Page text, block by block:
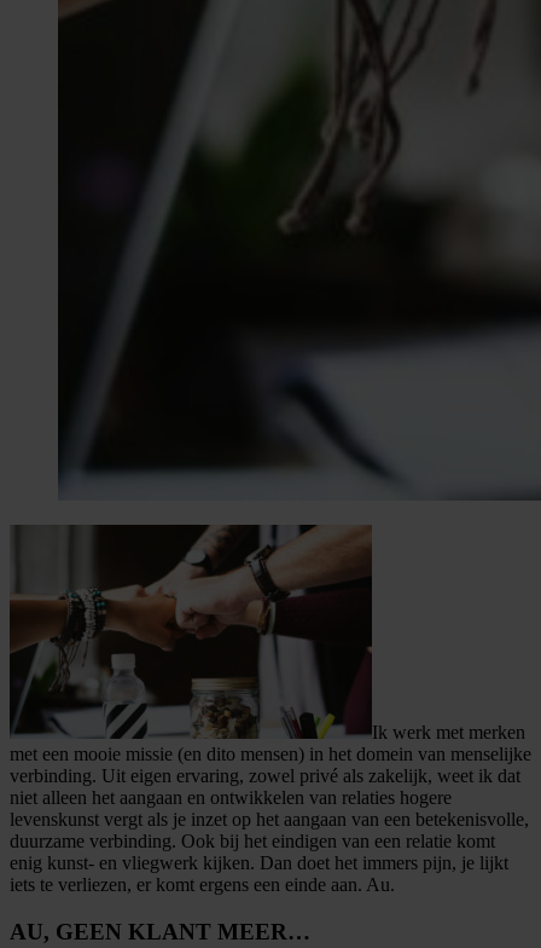
Ik werk met merken
met een mooie missie (en dito mensen) in het domein van menselijke
verbinding. Uit eigen ervaring, zowel privé als zakelijk, weet ik dat
niet alleen het aangaan en ontwikkelen van relaties hogere
levenskunst vergt als je inzet op het aangaan van een betekenisvolle,
duurzame verbinding. Ook bij het eindigen van een relatie komt
enig kunst- en vliegwerk kijken. Dan doet het immers pijn, je lijkt
iets te verliezen, er komt ergens een einde aan. Au.
AU, GEEN KLANT MEER…